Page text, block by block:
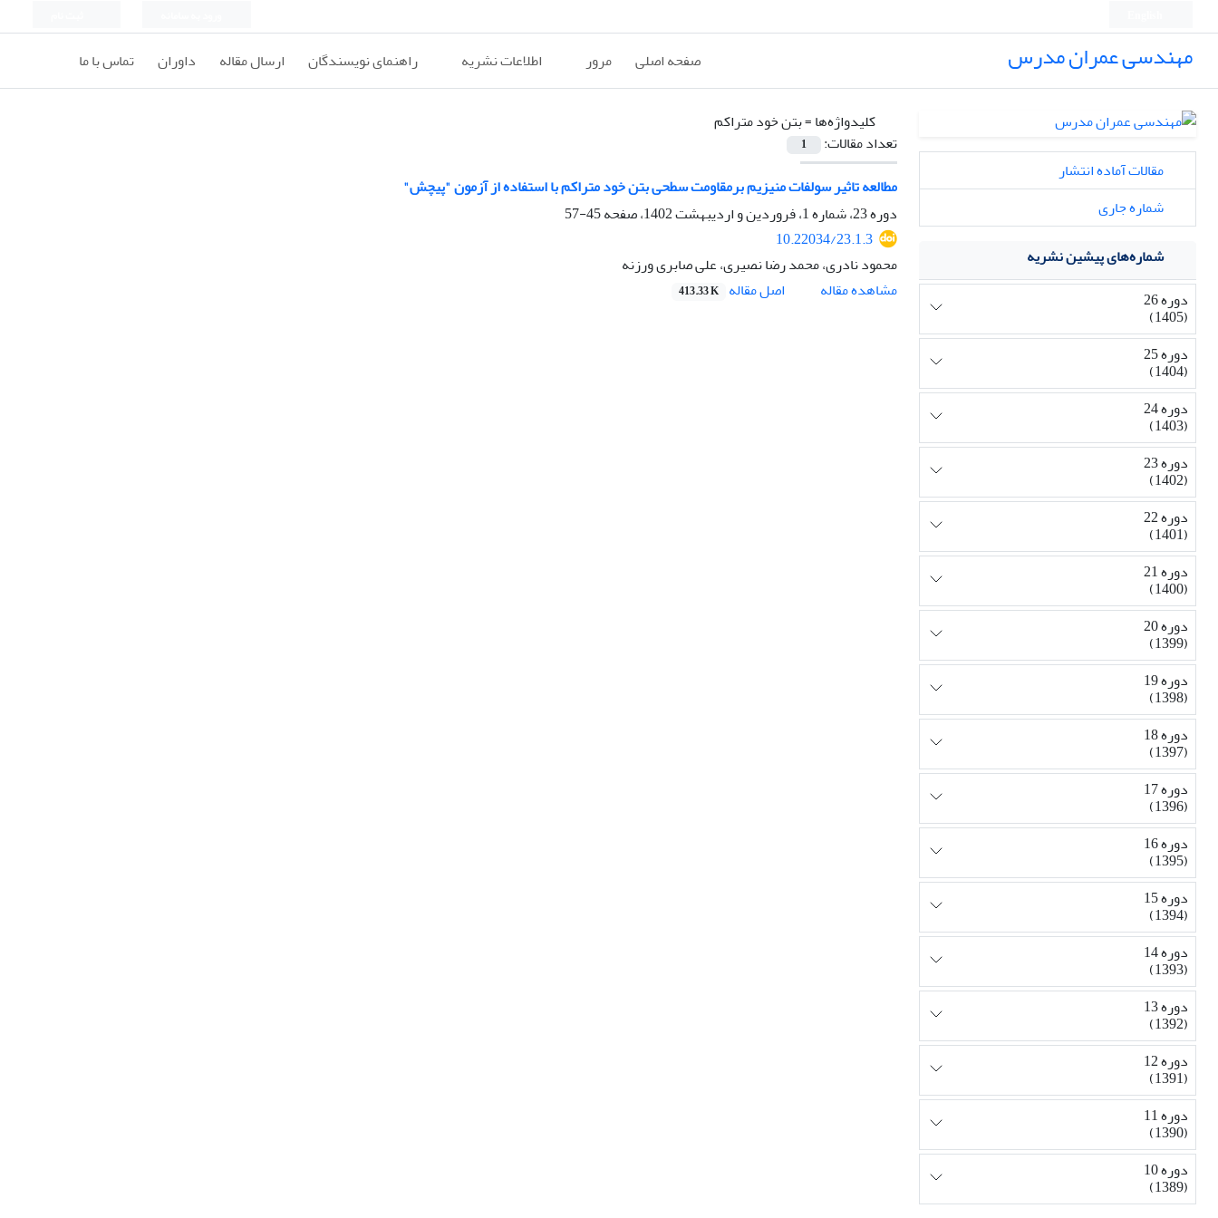
مهندسی عمران مدرس صفحه اصلی مرور اطلاعات نشریه راهنمای نویسندگان ارسال مقاله داوران تماس با ما
کلیدواژه‌ها =بتن خود متراکم
تعداد مقالات:
1
مطالعه تاثیر سولفات منیزیم برمقاومت سطحی بتن خود ‌متراکم با استفاده از آزمون "پیچش"
دوره 23، شماره 1، فروردین و اردیبهشت 1402، صفحه
45-57
10.22034/23.1.3
محمود نادری، محمد رضا نصیری، علی صابری ورزنه
مشاهده مقاله
اصل مقاله 413.33 K
مقالات آماده انتشار
شماره جاری
شماره‌های پیشین نشریه
دوره 26
(1405)
دوره 25
(1404)
دوره 24
(1403)
دوره 23
(1402)
دوره 22
(1401)
دوره 21
(1400)
دوره 20
(1399)
دوره 19
(1398)
دوره 18
(1397)
دوره 17
(1396)
دوره 16
(1395)
دوره 15
(1394)
دوره 14
(1393)
دوره 13
(1392)
دوره 12
(1391)
دوره 11
(1390)
دوره 10
(1389)